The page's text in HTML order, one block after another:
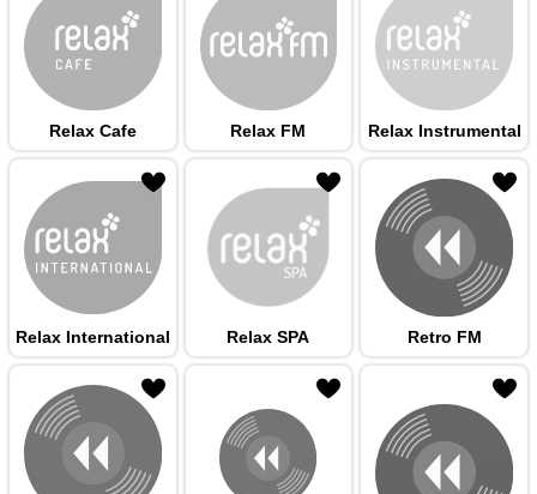
Relax Cafe Relax FM Relax Instrumental
Relax International Relax SPA Retro FM